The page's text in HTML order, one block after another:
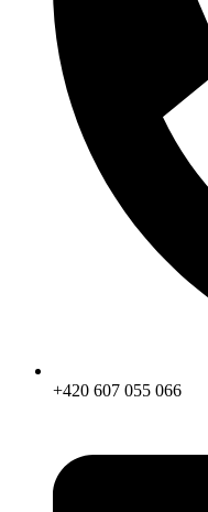
+420 607 055 066